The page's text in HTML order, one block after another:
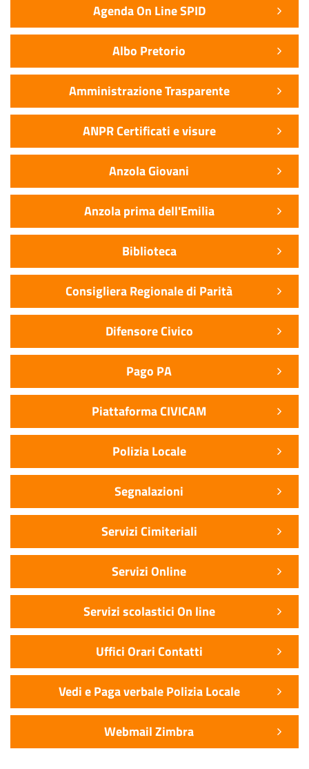
Agenda On Line SPID
Albo Pretorio
Amministrazione Trasparente
ANPR Certificati e visure
Anzola Giovani
Anzola prima dell'Emilia
Biblioteca
Consigliera Regionale di Parità
Difensore Civico
Pago PA
Piattaforma CIVICAM
Polizia Locale
Segnalazioni
Servizi Cimiteriali
Servizi Online
Servizi scolastici On line
Uffici Orari Contatti
Vedi e Paga verbale Polizia Locale
Webmail Zimbra